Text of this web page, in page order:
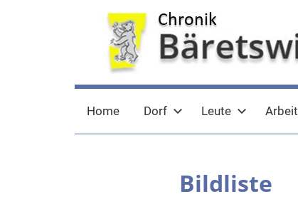
chronik-
baeretswil.ch
baeretswil.ch
Home Dorf Leute Arbeit
Bildliste